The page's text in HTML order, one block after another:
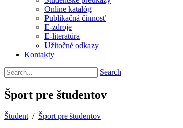
Online katalóg
Publikačná činnosť
E-zdroje
E-literatúra
Užitočné odkazy
Kontakty
Search
Šport pre študentov
Študent / Šport pre študentov